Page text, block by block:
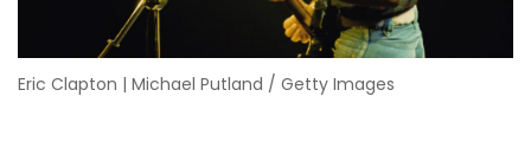
Eric Clapton | Michael Putland / Getty Images